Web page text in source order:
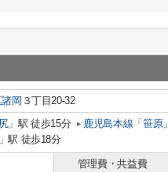
諸岡 ３丁目20-32
」駅 徒歩15分 鹿児島本線 「 笹原
駅 徒歩18分
管理費・共益費